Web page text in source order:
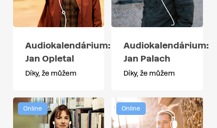
Audiokalendárium:
Jan Opletal
Díky, že můžem
Audiokalendárium:
Jan Palach
Díky, že můžem
Online Online